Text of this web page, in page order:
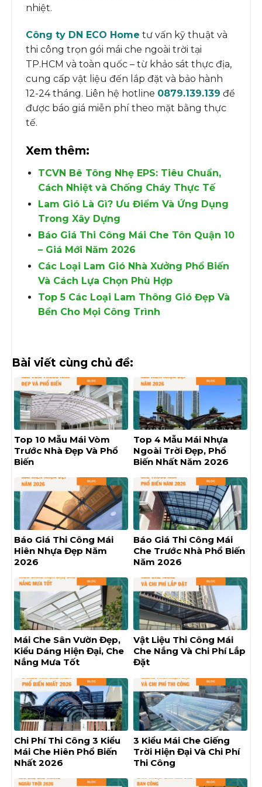
nhiệt.
Công ty DN ECO Home tư vấn kỹ thuật và
thi công trọn gói mái che ngoài trời tại
TP.HCM và toàn quốc – từ khảo sát thực địa,
cung cấp vật liệu đến lắp đặt và bảo hành
12-24 tháng. Liên hệ hotline 0879.139.139 để
được báo giá miễn phí theo mặt bằng thực
tế.
Xem thêm:
TCVN Bê Tông Nhẹ EPS: Tiêu Chuẩn,
Cách Nhiệt và Chống Cháy Thực Tế
Lam Gió Là Gì? Ưu Điểm Và Ứng Dụng
Trong Xây Dựng
Báo Giá Thi Công Mái Che Tôn Quận 10
– Giá Mới Năm 2026
Các Loại Lam Gió Nhà Xưởng Phổ Biến
Và Cách Lựa Chọn Phù Hợp
Top 5 Các Loại Lam Thông Gió Đẹp Và
Bền Cho Mọi Công Trình
Bài viết cùng chủ đề:
Top 10 Mẫu Mái Vòm
Trước Nhà Đẹp Và Phổ
Biến
Top 4 Mẫu Mái Nhựa
Ngoài Trời Đẹp, Phổ
Biến Nhất Năm 2026
Báo Giá Thi Công Mái
Hiên Nhựa Đẹp Năm
2026
Báo Giá Thi Công Mái
Che Trước Nhà Phổ Biến
Năm 2026
Mái Che Sân Vườn Đẹp,
Kiểu Dáng Hiện Đại, Che
Nắng Mưa Tốt
Vật Liệu Thi Công Mái
Che Nắng Và Chi Phí Lắp
Đặt
Chi Phí Thi Công 3 Kiểu
Mái Che Hiên Phổ Biến
Nhất 2026
3 Kiểu Mái Che Giếng
Trời Hiện Đại Và Chi Phí
Thi Công